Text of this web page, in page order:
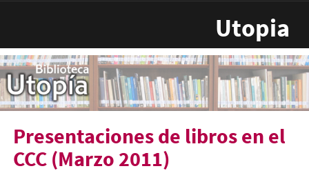
Utopia
Presentaciones de libros en el
CCC (Marzo 2011)